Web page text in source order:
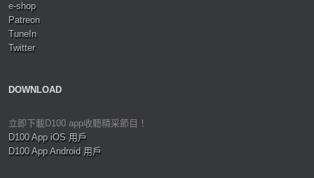
e-shop
Patreon
TuneIn
Twitter
DOWNLOAD
立即下載D100 app收聽精采節目！
D100 App iOS 用戶
D100 App Android 用戶